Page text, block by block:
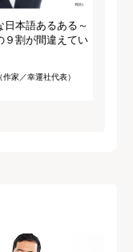
日本語あるある～
９割が間違えてい
家／幸運社代表）